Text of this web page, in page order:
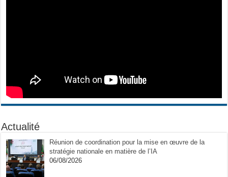
Actualité
Réunion de coordination pour la mise en œuvre de la
stratégie nationale en matière de l’IA
06/08/2026